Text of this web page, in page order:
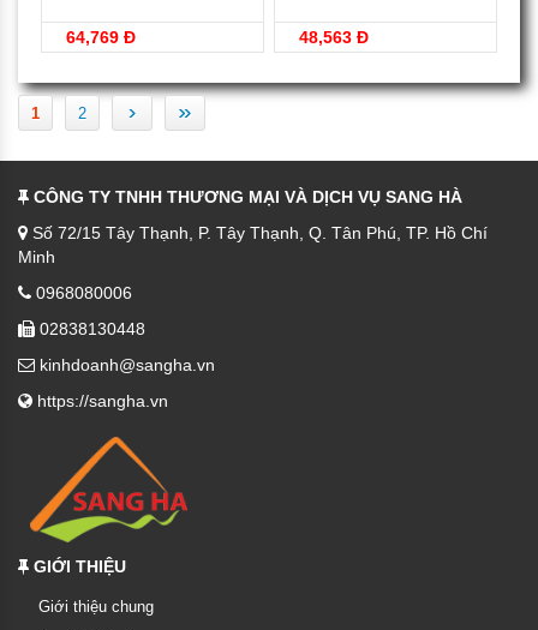
64,769 Đ 48,563 Đ
1 2 › »
CÔNG TY TNHH THƯƠNG MẠI VÀ DỊCH VỤ SANG HÀ
Số 72/15 Tây Thạnh, P. Tây Thạnh, Q. Tân Phú, TP. Hồ Chí
Minh
0968080006
02838130448
kinhdoanh@sangha.vn
https://sangha.vn
GIỚI THIỆU
Giới thiệu chung